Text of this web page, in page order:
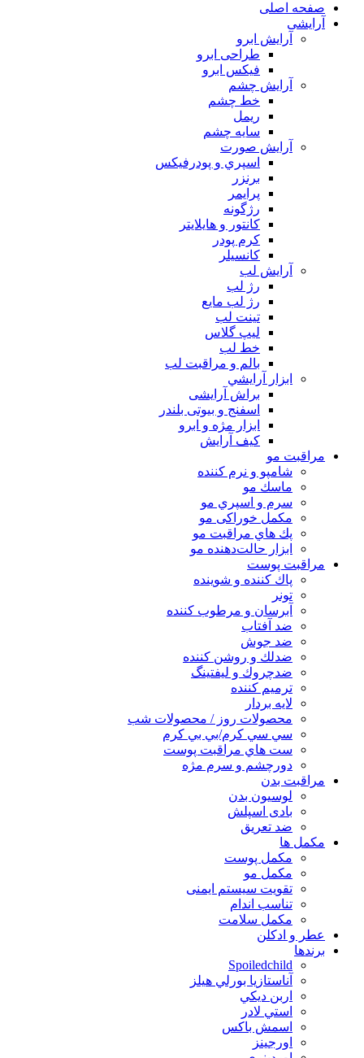
صفحه اصلی
آرایشی
آرايش ابرو
طراحی ابرو
فیکس ابرو
آرايش چشم
خط چشم
ريمل
سايه چشم
آرايش صورت
اسپري و پودرفيكس
برنزر
پرايمر
رژگونه
كانتور و هايلايتر
كرم پودر
كانسيلر
آرايش لب
رژ لب
رژ لب مایع
تینت لب
لیپ گلاس
خط لب
بالم و مراقبت لب
ابزار آرايشي
براش آرایشی
اسفنج و بیوتی بلندر
ابزار مژه و ابرو
کیف آرایش
مراقبت مو
شامپو و نرم كننده
ماسك مو
سرم و اسپري مو
مكمل خوراكی مو
پك هاي مراقبت مو
ابزار حالت‌دهنده مو
مراقبت پوست
پاك كننده و شوينده
تونر
آبرسان و مرطوب كننده
ضد آفتاب
ضد جوش
ضدلك و روشن كننده
ضدچروك و ليفتينگ
ترميم كننده
لايه بردار
محصولات روز / محصولات شب
سي سي كرم/بي بي كرم
ست هاي مراقبت پوست
دورچشم و سرم مژه
مراقبت بدن
لوسیون بدن
بادی اسپلش
ضد تعریق
مكمل ها
مکمل پوست
مکمل مو
تقویت سیستم ایمنی
تناسب اندام
مکمل سلامت
عطر و ادکلن
برندها
Spoiledchild
آناستازيا بورلي هيلز
اربن ديكي
استي لادر
اسمش باكس
اورجينز